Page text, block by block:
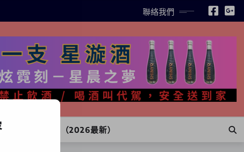
聯絡我們
路與LINE訂購（2026最新）